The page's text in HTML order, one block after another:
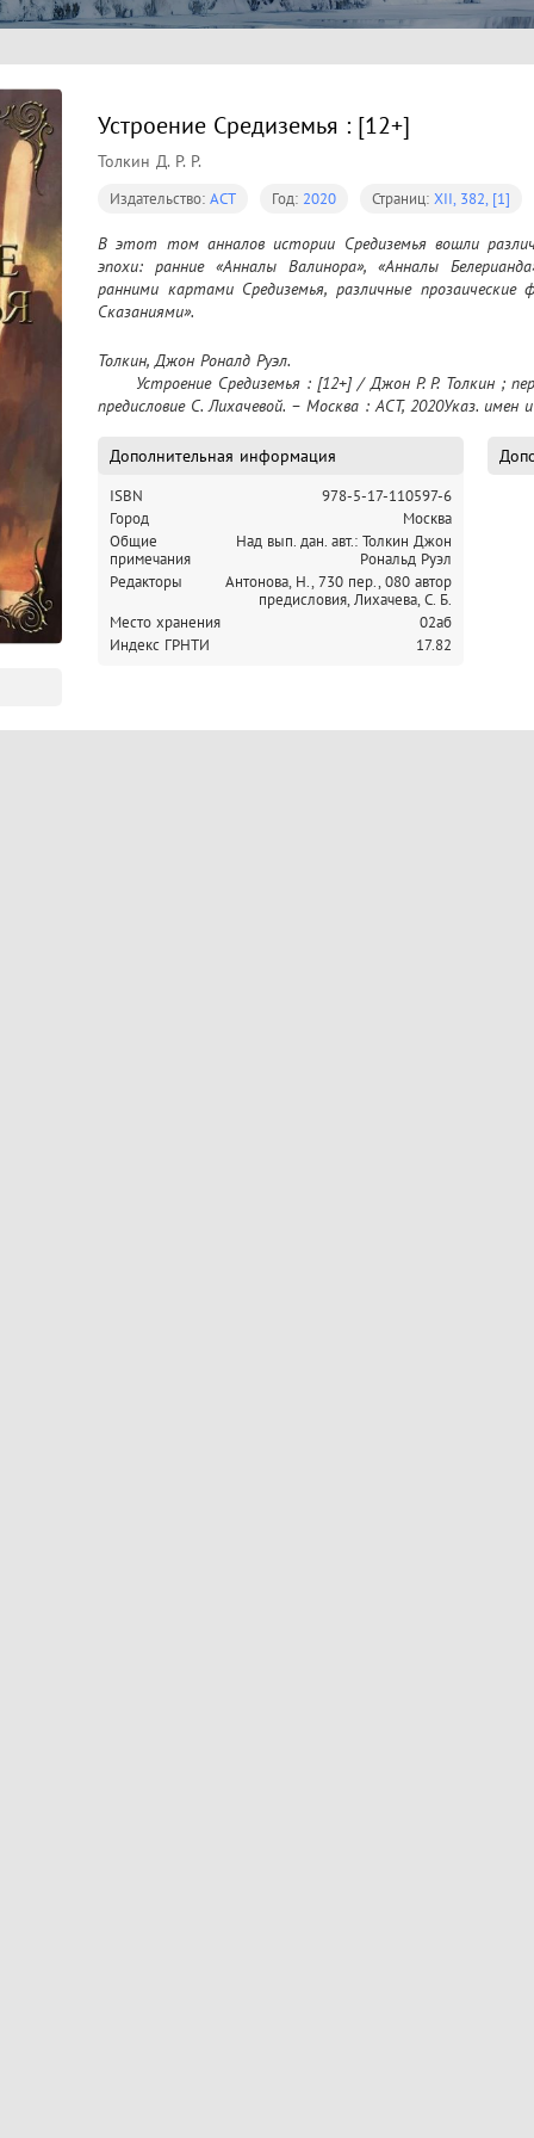
Устроение Средиземья : [12+]
Толкин Д. Р. Р.
Издательство: АСТ Год: 2020 Страниц: XII, 382, [1]
В этот том анналов истории Средиземья вошли
эпохи: ранние «Анналы Валинора», «Анналы
ранними картами Средиземья, различные
Сказаниями».
Толкин, Джон Роналд Руэл.
предисловие С. Лихачевой. – Москва : АСТ, 2020Указ. имен
Дополнительная информация
ISBN
978-5-17-110597-6
Город
Москва
Общие
примечания
Над вып. дан. авт.: Толкин Джон
Рональд Руэл
Редакторы
Антонова, Н., 730 пер., 080 автор
предисловия, Лихачева, С. Б.
Место хранения
02аб
Индекс ГРНТИ
17.82